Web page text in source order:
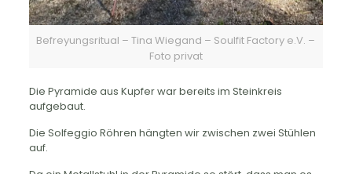
Befreyungsritual – Tina Wiegand – Soulfit Factory e.V. –
Foto privat
Die Pyramide aus Kupfer war bereits im Steinkreis
aufgebaut.
Die Solfeggio Röhren hängten wir zwischen zwei Stühlen
auf.